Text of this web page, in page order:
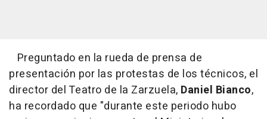
Preguntado en la rueda de prensa de
presentación por las protestas de los técnicos, el
director del Teatro de la Zarzuela, Daniel Bianco,
ha recordado que "durante este periodo hubo